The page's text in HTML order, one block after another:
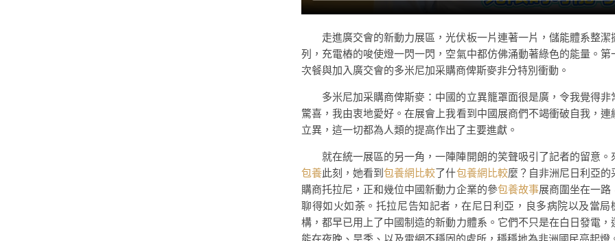
走進廣交會的新動力展區，光伏板一片連著一片，儲能體系整潔
列，充電樁的唆使燈一閃一閃，空氣中都仿佛涌動著綠色的能量。第
次餐與加入廣交會的多米尼加采購商俾斯麥非分特別衝動。
多米尼加采購商俾斯麥：中國的立異籠罩面很是廣，令我覺得非
驚喜，我由衷地愛好。在展會上我看到中國展商們不竭衝破自我，連
立異，這一切都為人類的提高作出了主要進獻。
就在統一展區的另一角，一陣陣開朗的笑聲吸引了記者的留意。
包養此刻，她看到包養網比較了什包養網比較麼？自非洲尼日利亞的
購商托拉尼，正和幾位中國新動力企業的參包養故事展商圍坐在一路
聊得如火如荼。托拉尼告知記者，在尼日利亞，良多病院以及當局
構，都早已用上了中國制造的新動力體系。它們不只是在白日發電，